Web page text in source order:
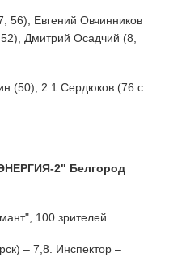
56), Евгений Овчинников
Дмитрий Осадчий (8,
(50), 2:1 Сердюков (76 с
2" Белгород
100 зрителей.
– 7,8. Инспектор –